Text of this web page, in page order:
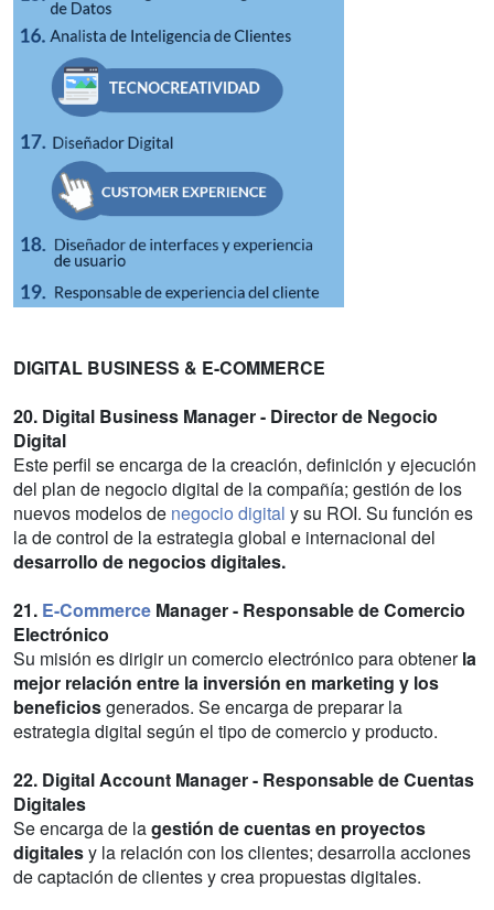
DIGITAL BUSINESS & E-COMMERCE
20. Digital Business Manager - Director de Negocio
Digital
Este perfil se encarga de la creación, definición y ejecución
del plan de negocio digital de la compañía; gestión de los
nuevos modelos de negocio digital y su ROI. Su función es
la de control de la estrategia global e internacional del
desarrollo de negocios digitales.
21. E-Commerce Manager - Responsable de Comercio
Electrónico
Su misión es dirigir un comercio electrónico para obtenerla
mejor relación entre la inversión en marketing y los
beneficiosgenerados. Se encarga de preparar la
estrategia digital según el tipo de comercio y producto.
22. Digital Account Manager - Responsable de Cuentas
Digitales
Se encarga de lagestión de cuentas en proyectos
digitalesy la relación con los clientes; desarrolla acciones
de captación de clientes y crea propuestas digitales.